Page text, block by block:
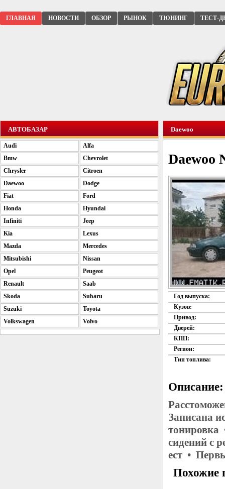
ГЛАВНАЯ НОВОСТИ ОБЗОР РЫНОК ТЮНИНГ ТЕСТ-
Daewoo
Daewoo
Год выпуска:
Кузов:
Привод:
Дверей:
КПП:
Регион:
Тип топлива:
Описание:
Записана
тонировка
сидений с
ест •
Похожие
АВТОБАЗАР
Audi
Alfa
Bmw
Chevrolet
Chrysler
Citroen
Daewoo
Dodge
Fiat
Ford
Honda
Hyundai
Infiniti
Jeep
Kia
Lexus
Mazda
Mercedes
Mitsubishi
Nissan
Opel
Peugeot
Renault
Saab
Skoda
Subaru
Suzuki
Toyota
Volkswagen
Volvo